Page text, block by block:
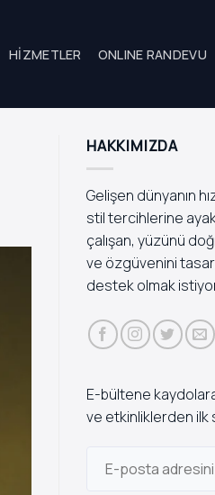
HIZMETLER ONLINE RANDEVU
HAKKIMIZDA
Gelişen dünyanın
stil tercihlerine
çalışan, yüzünü
ve özgüvenini
destek olmak
E-bültene
ve etkinliklerden ilk